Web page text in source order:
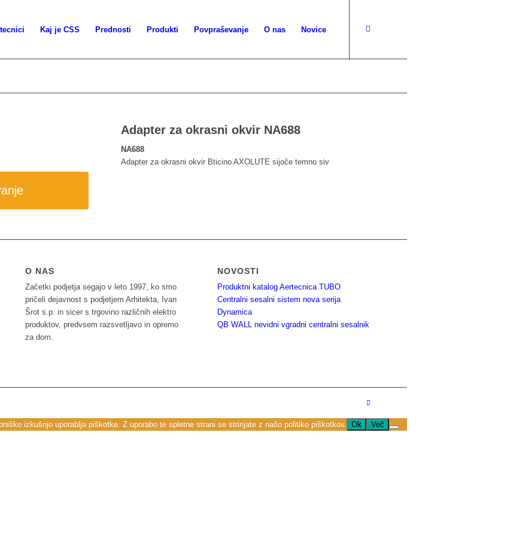
Kaj je CSS Prednosti Produkti Povpraševanje O nas Novice
Adapter za okrasni okvir NA688
NA688
Adapter za okrasni okvir Bticino AXOLUTE sijoče temno siv
O NAS
Začetki podjetja segajo v leto 1997, ko smo
pričeli dejavnost s podjetjem Arhitekta, Ivan
Šrot s.p. in sicer s trgovino različnih elektro
produktov, predvsem razsvetljavo in opremo
za dom.
NOVOSTI
Produktni katalog Aertecnica TUBO
Centralni sesalni sistem nova serija
Dynamica
QB WALL nevidni vgradni centralni sesalnik
izkušnjo uporablja piškotke. Z uporabo te spletne strani se strinjate z našo politiko piškotkov. Ok Več